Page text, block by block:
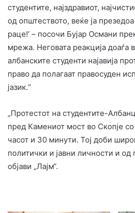
студентите, најздравиот,
од општеството, веќе ја
раце!’ – посочи Бујар Османи
мрежа. Неговата реакција доаѓа
албанските студенти најавија
право да полагаат правосуден
јазик.“
„Протестот на студентите-
пред Камениот мост во Скопјe
часот и 30 минути. Тој доби
политички и јавни личности и од
објави „Лајм“.